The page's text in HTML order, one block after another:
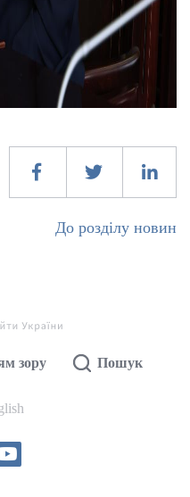
До розділу новин
зору Пошук